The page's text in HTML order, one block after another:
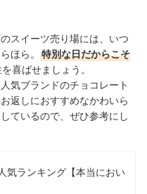
スイーツ売り場には、いつ
ほら。
特別な日だからこそ
喜ばせましょう。
気ブランドのチョコレート
返しにおすすめなかわいら
ているので、ぜひ参考にし
気ランキング【本当におい